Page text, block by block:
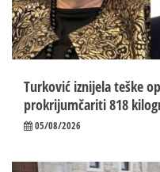
Turković iznijela teške
prokrijumčariti 818
05/08/2026